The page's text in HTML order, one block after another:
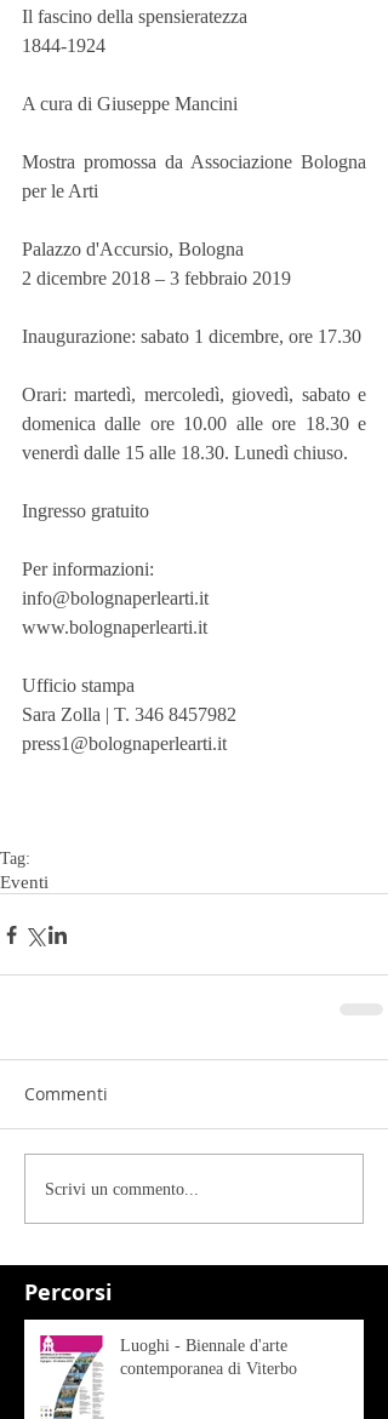
Percorsi
Il fascino della spensieratezza
1844-1924
A cura di Giuseppe Mancini
Mostra promossa da Associazione Bologna
per le Arti
Palazzo d'Accursio, Bologna
2 dicembre 2018 – 3 febbraio 2019
Inaugurazione: sabato 1 dicembre, ore 17.30
Orari: martedì, mercoledì, giovedì, sabato e
domenica dalle ore 10.00 alle ore 18.30 e
venerdì dalle 15 alle 18.30. Lunedì chiuso.
Ingresso gratuito
Per informazioni:
info@bolognaperlearti.it
www.bolognaperlearti.it
Ufficio stampa
Sara Zolla | T. 346 8457982
press1@bolognaperlearti.it
Tag:
Eventi
Commenti
Scrivi un commento...
Luoghi - Biennale d'arte
contemporanea di Viterbo